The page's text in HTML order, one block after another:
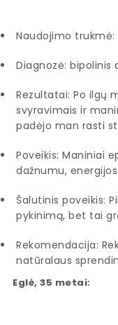
Naudojimo trukmė:
Diagnozė:
Rezultatai: Po ilgų
svyravimais ir
padėjo man rasti
Poveikis: Maniniai
dažnumu,
Šalutinis poveikis:
pykinimą, bet tai
Rekomendacija:
natūralaus
Eglė, 35 metai: